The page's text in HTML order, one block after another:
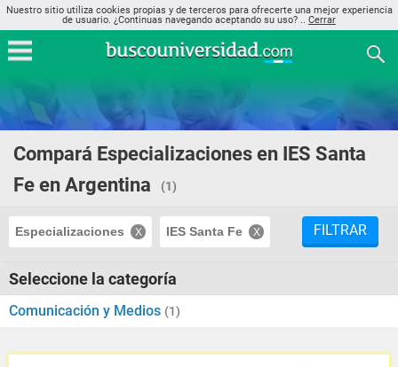
Nuestro sitio utiliza cookies propias y de terceros para ofrecerte una mejor experiencia
de usuario. ¿Continuas navegando aceptando su uso? .. Cerrar
Compará Especializaciones en IES Santa
Fe en Argentina
(1)
Especializaciones IES Santa Fe FILTRAR
Seleccione la categoría
Comunicación y Medios (1)